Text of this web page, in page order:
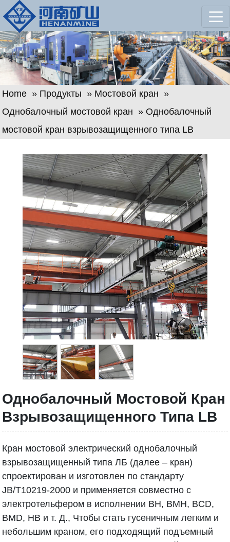
Home » Продукты » Мостовой кран »
Однобалочный мостовой кран » Однобалочный
мостовой кран взрывозащищенного типа LB
Однобалочный Мостовой Кран
Взрывозащищенного Типа LB
Кран мостовой электрический однобалочный
взрывозащищенный типа ЛБ (далее – кран)
спроектирован и изготовлен по стандарту
JB/T10219-2000 и применяется совместно с
электротельфером в исполнении BH, BMH, BCD,
BMD, HB и т. Д., Чтобы стать гусеничным легким и
небольшим краном, его подходящий подъемный